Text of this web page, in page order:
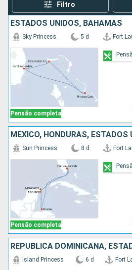
Filtro
ESTADOS UNIDOS, BAHAMAS
Pensão completa
Sky Princess 5 d Fort
MÉXICO, HONDURAS, ESTADOS
Pensão completa
Sun Princess 8 d Fort
Island Princess 6 d Fort